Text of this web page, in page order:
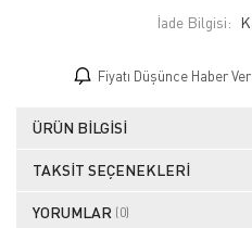
İade Bilgisi:
Fiyatı Düşünce Haber Ver
ÜRÜN BILGISI
TAKSIT SEÇENEKLERI
YORUMLAR (0)